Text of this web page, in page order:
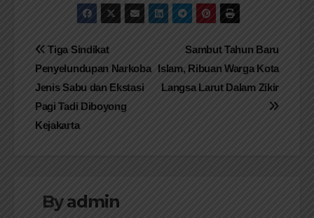
Navigasi
pos
Sambut Tahun Baru
Islam, Ribuan Warga Kota
Langsa Larut Dalam Zikir
Tiga Sindikat
Penyelundupan Narkoba
Jenis Sabu dan Ekstasi
Pagi Tadi Diboyong
Kejakarta
Byadmin